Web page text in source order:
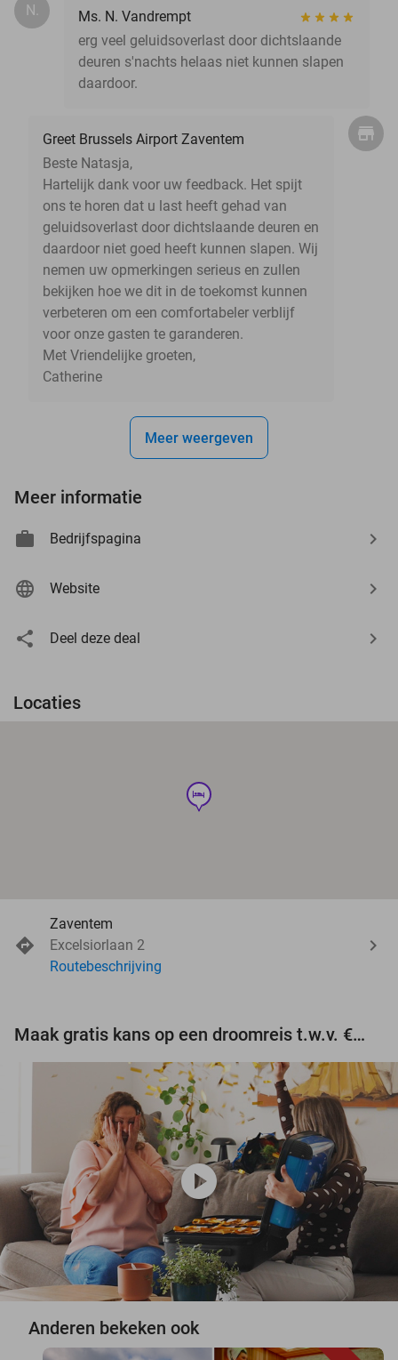
N.
Ms. N. Vandrempt
erg veel geluidsoverlast door dichtslaande
deuren s'nachts helaas niet kunnen slapen
daardoor.
Greet Brussels Airport Zaventem
Beste Natasja,
Hartelijk dank voor uw feedback. Het spijt
ons te horen dat u last heeft gehad van
geluidsoverlast door dichtslaande deuren en
daardoor niet goed heeft kunnen slapen. Wij
nemen uw opmerkingen serieus en zullen
bekijken hoe we dit in de toekomst kunnen
verbeteren om een comfortabeler verblijf
voor onze gasten te garanderen.
Met Vriendelijke groeten,
Catherine
Meer weergeven
Meer informatie
Bedrijfspagina
Website
Deel deze deal
Locaties
hotel
Zaventem
Excelsiorlaan 2
Routebeschrijving
Maak gratis kans op een droomreis t.w.v. €3.000!
play_circle
Anderen bekeken ook